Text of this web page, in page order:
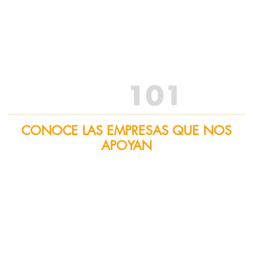
CONOCE LAS EMPRESAS QUE NOS
APOYAN